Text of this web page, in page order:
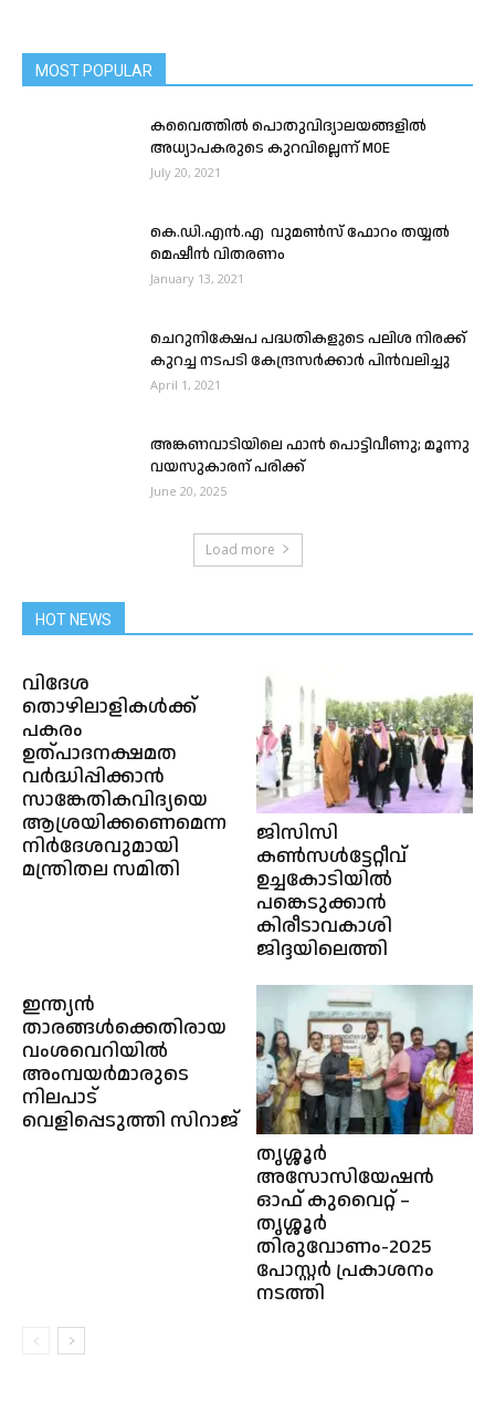
MOST POPULAR
കവൈത്തിൽ പൊതുവിദ്യാലയങ്ങളിൽ
അധ്യാപകരുടെ കുറവില്ലെന്ന് M0E
July 20, 2021
കെ.ഡി.എൻ.എ വുമൺസ് ഫോറം തയ്യൽ
മെഷീൻ വിതരണം
January 13, 2021
ചെറുനിക്ഷേപ പദ്ധതികളുടെ പലിശ നിരക്ക്
കുറച്ച നടപടി കേന്ദ്രസർക്കാർ പിൻവലിച്ചു
April 1, 2021
അങ്കണവാടിയിലെ ഫാൻ പൊട്ടിവീണു; മൂന്നു
വയസുകാരന് പരിക്ക്
June 20, 2025
Load more
HOT NEWS
വിദേശ
തൊഴിലാളികൾക്ക്
പകരം
ഉത്പാദനക്ഷമത
വർദ്ധിപ്പിക്കാൻ
സാങ്കേതികവിദ്യയെ
ആശ്രയിക്കണെമെന്ന
നിർദേശവുമായി
മന്ത്രിതല സമിതി
ജിസിസി
കൺസൾട്ടേറ്റീവ്
ഉച്ചകോടിയിൽ
പങ്കെടുക്കാൻ
കിരീടാവകാശി
ജിദ്ദയിലെത്തി
ഇന്ത്യൻ
താരങ്ങൾക്കെതിരായ
വംശവെറിയിൽ
അംമ്പയർമാരുടെ
നിലപാട്
വെളിപ്പെടുത്തി സിറാജ്
തൃശ്ശൂർ
അസോസിയേഷൻ
ഓഫ് കുവൈറ്റ് –
തൃശ്ശൂർ
തിരുവോണം-2025
പോസ്റ്റർ പ്രകാശനം
നടത്തി